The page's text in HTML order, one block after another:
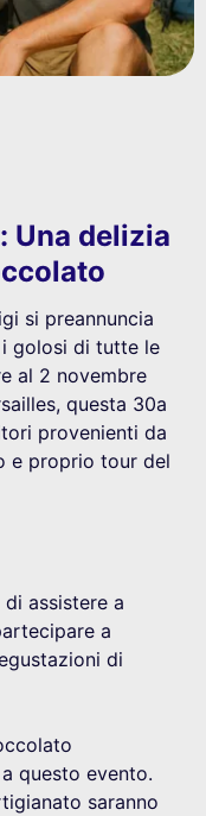
Una delizia
si preannuncia
golosi di tutte le
al 2 novembre
questa 30a
provenienti da
e proprio tour del
assistere a
a
di
questo evento.
saranno